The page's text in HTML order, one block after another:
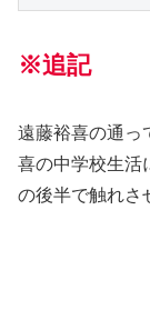
※追記
遠藤裕喜の通っ
喜の中学校生活
の後半で触れさ